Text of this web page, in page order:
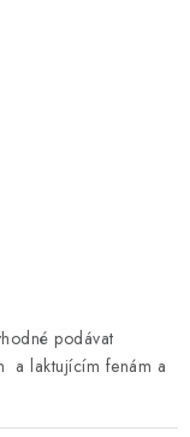
podávat
a laktujícím fenám a